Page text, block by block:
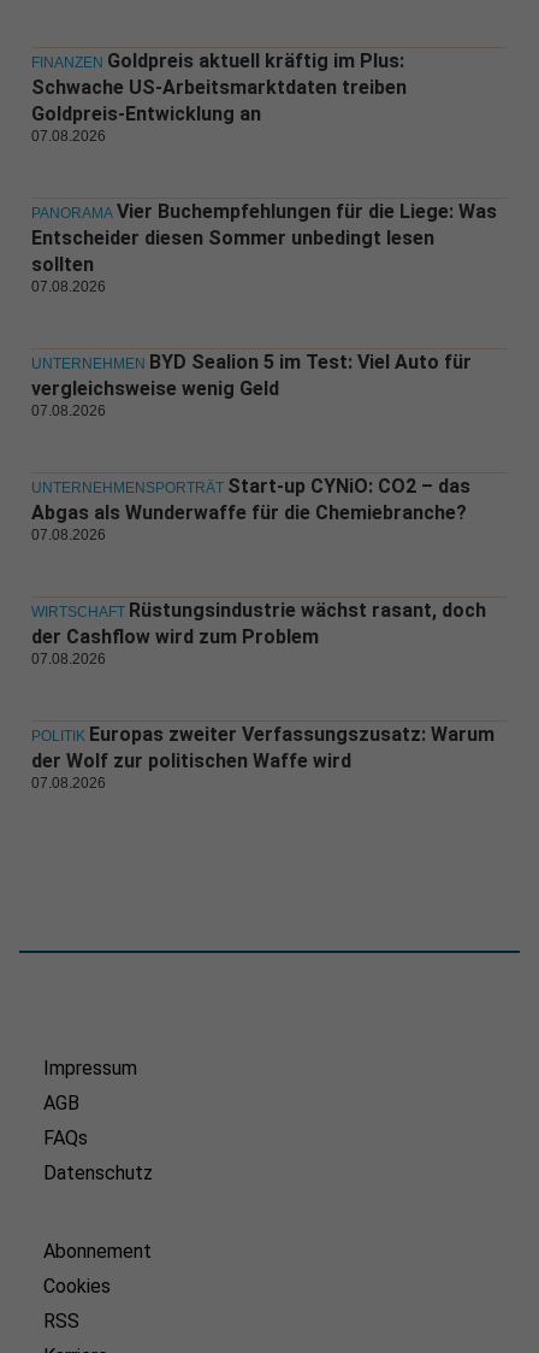
FINANZEN Goldpreis aktuell kräftig im Plus:
Schwache US-Arbeitsmarktdaten treiben
Goldpreis-Entwicklung an
07.08.2026
PANORAMA Vier Buchempfehlungen für die Liege: Was
Entscheider diesen Sommer unbedingt lesen
sollten
07.08.2026
UNTERNEHMEN BYD Sealion 5 im Test: Viel Auto für
vergleichsweise wenig Geld
07.08.2026
UNTERNEHMENSPORTRÄT Start-up CYNiO: CO2 – das
Abgas als Wunderwaffe für die Chemiebranche?
07.08.2026
WIRTSCHAFT Rüstungsindustrie wächst rasant, doch
der Cashflow wird zum Problem
07.08.2026
POLITIK Europas zweiter Verfassungszusatz: Warum
der Wolf zur politischen Waffe wird
07.08.2026
Impressum
AGB
FAQs
Datenschutz
Abonnement
Cookies
RSS